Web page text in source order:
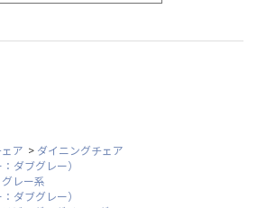
ア > ダイニングチェア
ダブグレー）
グレー系
ダブグレー）